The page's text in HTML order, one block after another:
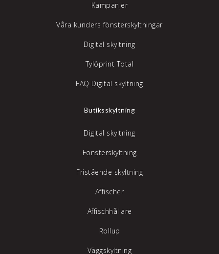
Kampanjer
Våra kunders fönsterskyltningar
Digital skyltning
Tylöprint Total
FAQ Digital skyltning
Butiksskyltning
Digital skyltning
Fönsterskyltning
Fristående skyltning
Affischer
Affischhållare
Rollup
Väggskyltning